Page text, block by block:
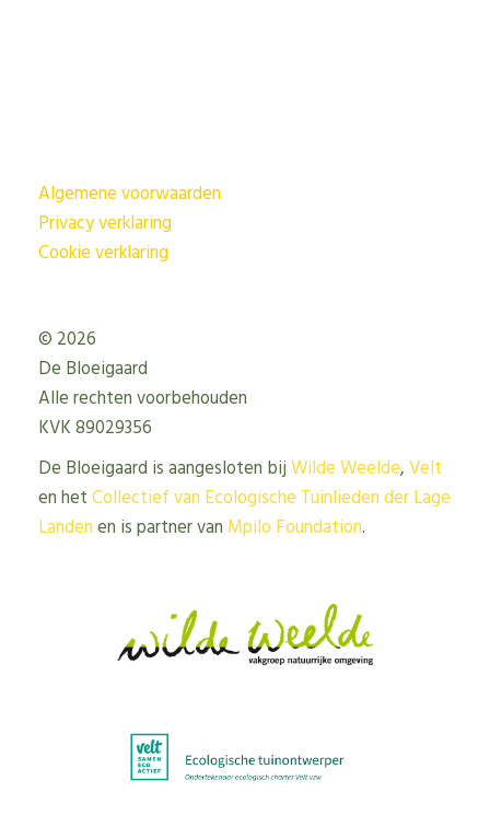
Algemene voorwaarden
Privacy verklaring
Cookie verklaring
© 2026
De Bloeigaard
Alle rechten voorbehouden
KVK 89029356
De Bloeigaard is aangesloten bijWilde Weelde,Velt
en hetCollectief van Ecologische Tuinlieden der Lage
Landenen is partner van Mpilo Foundation.